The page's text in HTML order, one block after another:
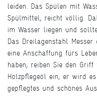
leiden. Das Spülen mit
Spülmittel, reicht völlig.
im Wasser liegen und
Das Dreilagenstahl
eine Anschaffung fürs
haben, reiben Sie den
Holzpflegeöl ein, er wird
gepflegtes und schönes